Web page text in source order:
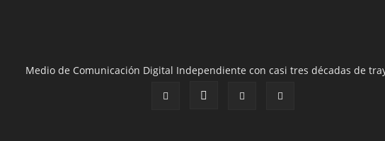
Medio de Comunicación Digital Independiente con casi tres décadas de